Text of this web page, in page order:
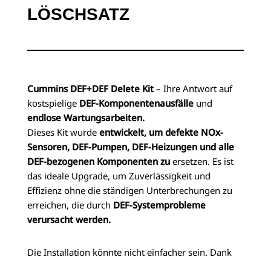
LÖSCHSATZ
Cummins DEF+DEF Delete Kit– Ihre Antwort auf
kostspielige DEF-Komponentenausfälleund
endlose Wartungsarbeiten.
Dieses Kit wurde entwickelt, um defekte NOx-
Sensoren, DEF-Pumpen, DEF-Heizungen und alle
DEF-bezogenen Komponenten zuersetzen. Es ist
das ideale Upgrade, um Zuverlässigkeit und
Effizienz ohne die ständigen Unterbrechungen zu
erreichen, die durch DEF-Systemprobleme
verursacht werden.
Die Installation könnte nicht einfacher sein. Dank